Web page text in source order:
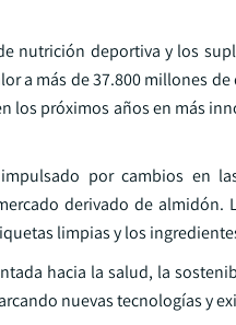
nutrición deportiva y los
a más de 37.800 millones
los próximos años en más
por cambios en
derivado de almidón.
limpias y los
hacia la salud, la
nuevas tecnologías y